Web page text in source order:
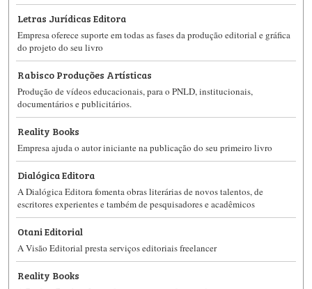
Letras Jurídicas Editora
Empresa oferece suporte em todas as fases da produção editorial e gráfica
do projeto do seu livro
Rabisco Produções Artísticas
Produção de vídeos educacionais, para o PNLD, institucionais,
documentários e publicitários.
Reality Books
Empresa ajuda o autor iniciante na publicação do seu primeiro livro
Dialógica Editora
A Dialógica Editora fomenta obras literárias de novos talentos, de
escritores experientes e também de pesquisadores e acadêmicos
Otani Editorial
A Visão Editorial presta serviços editoriais freelancer
Reality Books